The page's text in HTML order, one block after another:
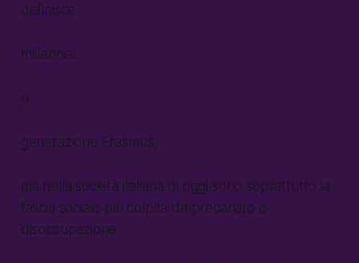
definisce
millennial
o
generazione Erasmus,
ma nella società italiana di oggi sono soprattutto la
fascia sociale più colpita da precariato e
disoccupazione.